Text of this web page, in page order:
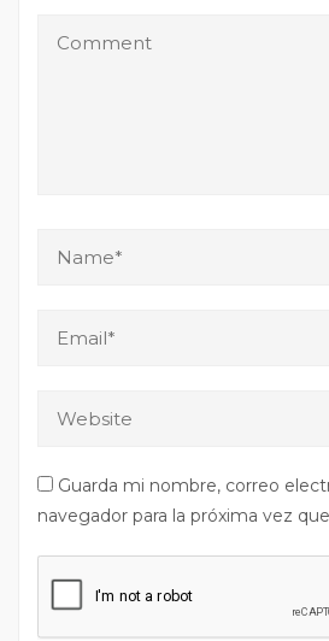
Guarda mi nombre, correo
navegador para la próxima vez